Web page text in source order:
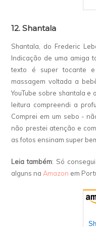
12. Shantala
Shantala, do Frederic
Indicação de uma amiga
texto é super tocante
massagem voltada a
YouTube sobre shantala e
leitura compreendi a
Comprei em um sebo -
não prestei atenção e
as fotos ensinam super
Leia também: Só
alguns na Amazon em